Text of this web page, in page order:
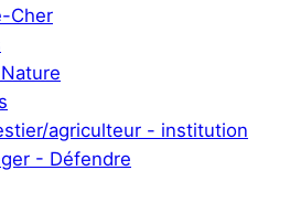
Cher
agriculteur - institution
- Défendre